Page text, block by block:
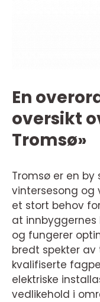
En
oversikt
Tromsø»
Tromsø er en
vintersesong og
et stort behov
at
og fungerer
bredt spekter
kvalifiserte
elektriske
vedlikehold i